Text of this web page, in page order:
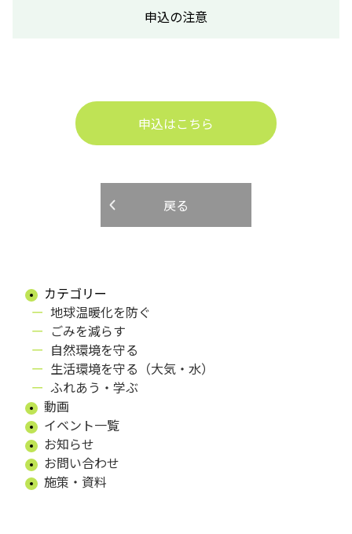
申込の注意
申込はこちら
戻る
カテゴリー
地球温暖化を防ぐ
ごみを減らす
自然環境を守る
生活環境を守る（大気・水）
ふれあう・学ぶ
動画
イベント一覧
お知らせ
お問い合わせ
施策・資料